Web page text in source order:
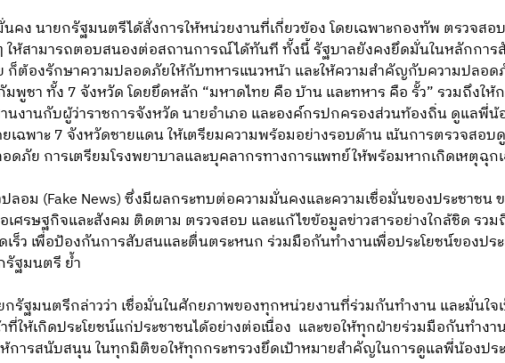
คง นายกรัฐมนตรีได้สั่งการให้หน่วยงานที่เกี่ยวข้อง โดยเฉพาะกองทัพ ตรวจส
ห้สามารถตอบสนองต่อสถานการณ์ได้ทันที ทั้งนี้ รัฐบาลยังคงยึดมั่นในหลักการ
ก็ต้องรักษาความปลอดภัยให้กับทหารแนวหน้า และให้ความสำคัญกับความปลอด
พูชา ทั้ง 7 จังหวัด โดยยึดหลัก “มหาดไทย คือ บ้าน และทหาร คือ รั้ว” รวมถึงให้
านงานกับผู้ว่าราชการจังหวัด นายอำเภอ และองค์กรปกครองส่วนท้องถิ่น ดูแล
เฉพาะ 7 จังหวัดชายแดน ให้เตรียมความพร้อมอย่างรอบด้าน เน้นการตรวจสอ
ดภัย การเตรียมโรงพยาบาลและบุคลากรทางการแพทย์ให้พร้อมหากเกิดเหตุฉุก
ลอม (Fake News) ซึ่งมีผลกระทบต่อความมั่นคงและความเชื่อมั่นของประชาชน
เศรษฐกิจและสังคม ติดตาม ตรวจสอบ และแก้ไขข้อมูลข่าวสารอย่างใกล้ชิด รว
เร็ว เพื่อป้องกันการสับสนและตื่นตระหนก ร่วมมือกันทำงานเพื่อประโยชน์ของปร
รัฐมนตรี ย้ำ
กรัฐมนตรีกล่าวว่า เชื่อมั่นในศักยภาพของทุกหน่วยงานที่ร่วมกันทำงาน และมั่นใจ
ให้เกิดประโยชน์แก่ประชาชนได้อย่างต่อเนื่อง และขอให้ทุกฝ่ายร่วมมือกันทำงา
การสนับสนุน ในทุกมิติขอให้ทุกกระทรวงยึดเป้าหมายสำคัญในการดูแลพี่น้องปร